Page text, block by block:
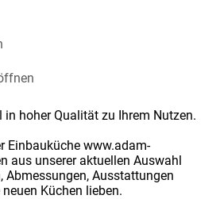
in hoher Qualität zu Ihrem Nutzen.
Einbauküche www.adam-
aus unserer aktuellen Auswahl
Abmessungen, Ausstattungen
Küchen lieben.